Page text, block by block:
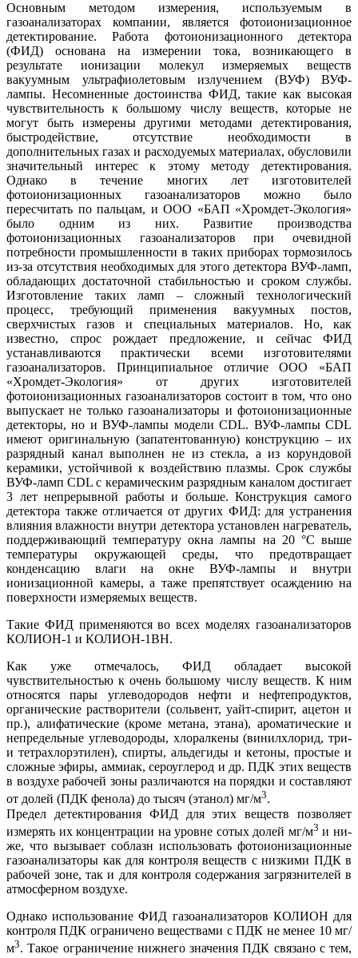
Основным методом измерения, используемым в
газоанализаторах компании, является фотоионизационное
детектирование. Работа фотоионизационного детектора
(ФИД) основана на измерении то­ка, возникающего в
результате ионизации молекул измеряемых веществ
вакуумным ультрафиолетовым излучением (ВУФ) ВУФ-
лампы. Несомненные достоинства ФИД, такие как высокая
чувствительность к большому числу веществ, которые не
могут быть измерены другими методами детектирования,
быстродействие, отсутствие необходимости в
дополнительных газах и расходуемых материалах, обусловили
значительный интерес к этому методу детектирования.
Однако в течение многих лет изготовителей
фотоионизационных газоанализаторов можно бы­ло
пересчитать по пальцам, и ООО «БАП «Хромдет-Экология»
бы­ло одним из них. Развитие производства
фотоионизационных газоанализаторов при очевидной
потребности промышленности в таких приборах тормозилось
из-за отсутствия необходимых для этого детектора ВУФ-ламп,
обладающих достаточной стабильностью и сроком службы.
Изготовление таких ламп – сложный технологический
процесс, требующий применения вакуумных постов,
сверхчистых газов и специальных материалов. Но, как
известно, спрос рождает предложение, и сейчас ФИД
устанавливаются практически всеми изготовителями
газоанализаторов. Принципиальное отличие ООО «БАП
«Хромдет-Экология» от других изготовителей
фотоионизационных газоанализаторов состоит в том, что оно
выпускает не только газоанализаторы и фотоионизационные
детекторы, но и ВУФ-лампы модели CDL. ВУФ-лампы CDL
имеют оригинальную (запатентованную) конструкцию – их
разрядный канал выполнен не из стекла, а из корундовой
керамики, устойчивой к воздействию плазмы. Срок службы
ВУФ-ламп CDL с керамическим разрядным каналом достигает
3 лет непрерывной работы и больше. Конструкция самого
детектора также отличается от других ФИД: для устранения
влияния влажности внутри детектора установлен нагреватель,
поддерживающий температуру окна лампы на 20 °C вы­ше
температуры окружающей среды, что предотвращает
конденсацию влаги на окне ВУФ-лампы и внутри
ионизационной камеры, а та­же препятствует осаждению на
поверхности измеряемых веществ.
Такие ФИД применяются во всех моделях газоанализаторов
КОЛИОН‑1 и КОЛИОН‑1ВН.
Как уже отмечалось, ФИД обладает высокой
чувствительностью к очень большому числу веществ. К ним
относятся па­ры углеводородов нефти и нефтепродуктов,
органические растворители (сольвент, уайт-спирит, ацетон и
пр.), алифатические (кроме метана, этана), ароматические и
непредельные углеводороды, хлоралкены (винилхлорид, три-
и тетрахлорэтилен), спирты, альдегиды и кетоны, простые и
сложные эфиры, аммиак, сероуглерод и др. ПДК этих веществ
в воздухе рабочей зо­ны различаются на порядки и составляют
от долей (ПДК фенола) до тысяч (этанол) мг/м3.
Предел детектирования ФИД для этих веществ позволяет
измерять их концентрации на уровне сотых долей мг/м3 и ни­
же, что вызывает соблазн использовать фотоионизационные
газоанализаторы как для контроля веществ с низкими ПДК в
рабочей зо­не, так и для контроля содержания загрязнителей в
атмосферном воздухе.
Однако использование ФИД газоанализаторов КОЛИОН для
контроля ПДК ограничено веществами с ПДК не менее 10 мг/
м3. Такое ограничение нижнего значения ПДК связано с тем,